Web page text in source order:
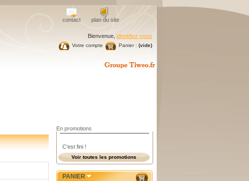
contact plan du site
Bienvenue, identifiez-vous
Panier : (vide)
Votre compte
En promotions
C'est fini !
Voir toutes les promotions
PANIER